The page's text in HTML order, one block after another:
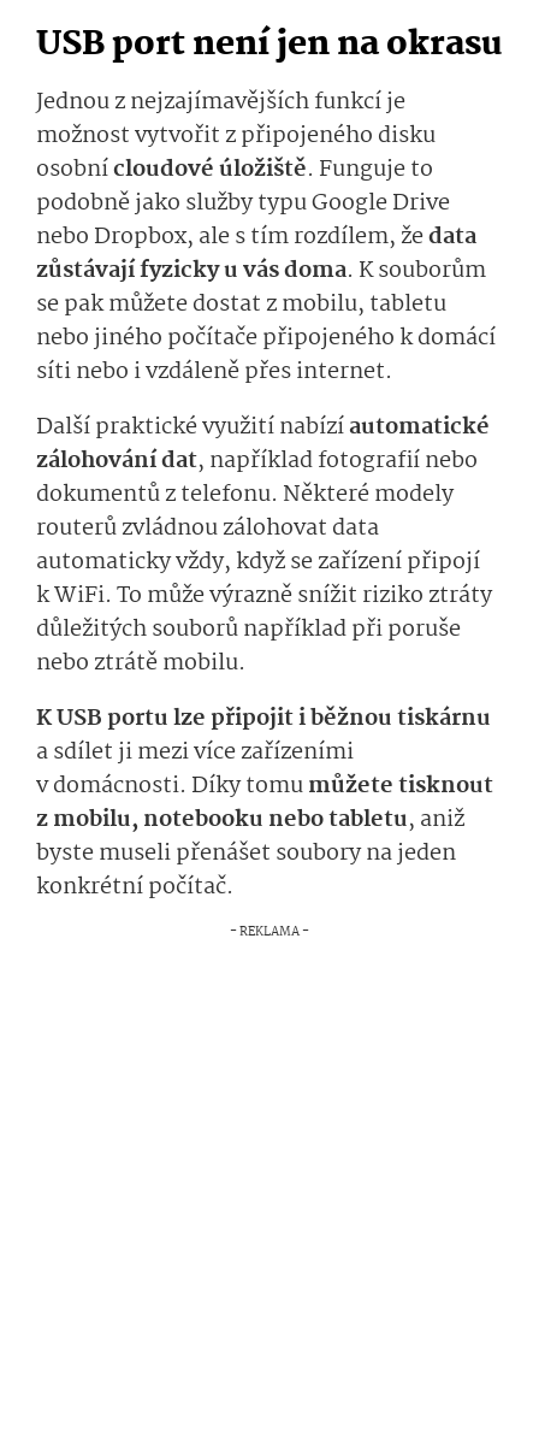
USB port není jen na okrasu
Jednou z nejzajímavějších funkcí je
možnost vytvořit z připojeného disku
osobnícloudové úložiště. Funguje to
podobně jako služby typu Google Drive
nebo Dropbox, ale s tím rozdílem, žedata
zůstávají fyzicky u vás doma. K souborům
se pak můžete dostat z mobilu, tabletu
nebo jiného počítače připojeného k domácí
síti nebo i vzdáleně přes internet.
Další praktické využití nabízíautomatické
zálohování dat, například fotografií nebo
dokumentů z telefonu. Některé modely
routerů zvládnou zálohovat data
automaticky vždy, když se zařízení připojí
k WiFi. To může výrazně snížit riziko ztráty
důležitých souborů například při poruše
nebo ztrátě mobilu.
K USB portu lze připojit i běžnou tiskárnu
a sdílet ji mezi více zařízeními
v domácnosti. Díky tomumůžete tisknout
z mobilu, notebooku nebo tabletu, aniž
byste museli přenášet soubory na jeden
konkrétní počítač.